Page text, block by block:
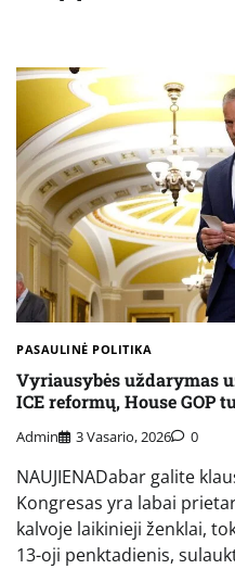
PASAULINĖ POLITIKA
Vyriausybės uždarymas
ICE reformų, House GOP
Admin 3 Vasario, 2026 0
NAUJIENADabar galite
Kongresas yra labai
kalvoje laikinieji ženklai,
13-oji penktadienis,